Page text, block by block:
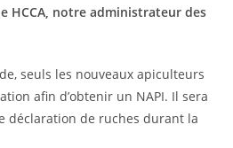
HCCA, notre administrateur des
seuls les nouveaux apiculteurs
afin d’obtenir un NAPI. Il sera
déclaration de ruches durant la